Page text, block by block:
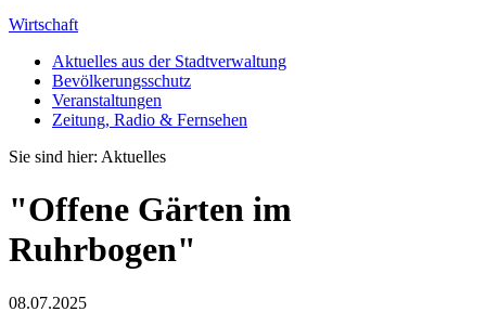
Wirtschaft
Aktuelles aus der Stadtverwaltung
Bevölkerungsschutz
Veranstaltungen
Zeitung, Radio & Fernsehen
Sie sind hier: Aktuelles
"Offene Gärten im
Ruhrbogen"
08.07.2025